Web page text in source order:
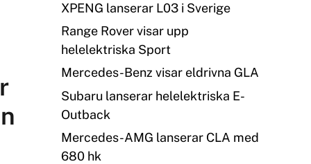
XPENG lanserar L03 i Sverige
Range Rover visar upp
helelektriska Sport
Mercedes-Benz visar eldrivna GLA
Subaru lanserar helelektriska E-
Outback
Mercedes-AMG lanserar CLA med
680 hk